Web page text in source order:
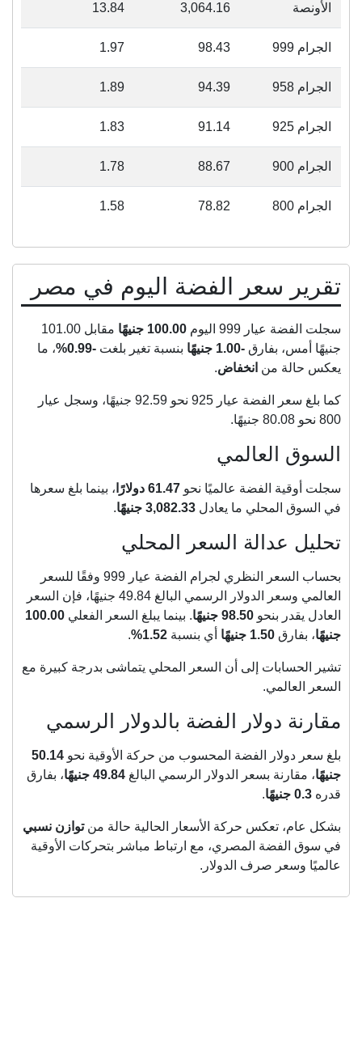
الأونصة 3,064.16
13.84
الجرام 999 98.43
1.97
الجرام 958 94.39
1.89
الجرام 925 91.14
1.83
الجرام 900 88.67
1.78
الجرام 800 78.82
1.58
تقرير سعر الفضة اليوم في مصر
سجلت الفضة عيار 999 اليوم 100.00 جنيهًا
مقابل 101.00
جنيهًا أمس، بفارق -1.00 جنيهًا بنسبة تغير بلغت -0.99%
، ما
يعكس حالة من انخفاض.
كما بلغ سعر الفضة عيار 925 نحو 92.59 جنيهًا، وسجل عيار
800 نحو 80.08 جنيهًا.
السوق العالمي
سجلت أوقية الفضة عالميًا نحو 61.47 دولارًا
، بينما بلغ سعرها
في السوق المحلي ما يعادل 3,082.33 جنيهًا .
تحليل عدالة السعر المحلي
بحساب السعر النظري لجرام الفضة عيار 999 وفقًا للسعر
العالمي وسعر الدولار الرسمي البالغ 49.84 جنيهًا، فإن السعر
العادل يقدر بنحو 98.50 جنيهًا . بينما يبلغ السعر الفعلي 100.00
جنيهًا، بفارق 1.50 جنيهًا أي بنسبة 1.52%
.
تشير الحسابات إلى أن السعر المحلي يتماشى بدرجة كبيرة مع
السعر العالمي.
مقارنة دولار الفضة بالدولار الرسمي
بلغ سعر دولار الفضة المحسوب من حركة الأوقية نحو 50.14
جنيهًا، مقارنة بسعر الدولار الرسمي البالغ 49.84 جنيهًا
، بفارق
قدره 0.3 جنيهًا .
بشكل عام، تعكس حركة الأسعار الحالية حالة منتوازن نسبي
في سوق الفضة المصري، مع ارتباط مباشر بتحركات الأوقية
عالميًا وسعر صرف الدولار.